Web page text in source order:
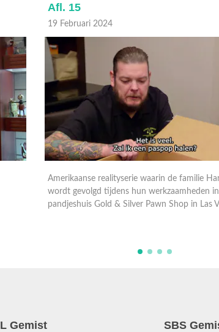
Afl. 15
19 Februari 2024
Amerikaanse realityserie waarin de familie
wordt gevolgd tijdens hun werkzaamheden
pandjeshuis Gold & Silver Pawn Shop in Las
Gemist SBS